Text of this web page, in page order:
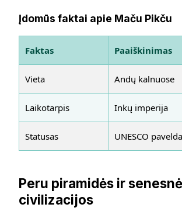
Įdomūs faktai apie Maču Pikču
Faktas Paaiškinimas
Vieta Andų kalnuose
Laikotarpis Inkų imperija
Statusas UNESCO
Peru piramidės ir
civilizacijos